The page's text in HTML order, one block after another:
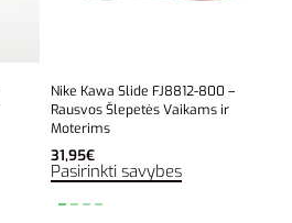
Nike Kawa Slide FJ8812-800 –
Rausvos Šlepetės Vaikams ir
Moterims
31,95€
Pasirinkti savybes